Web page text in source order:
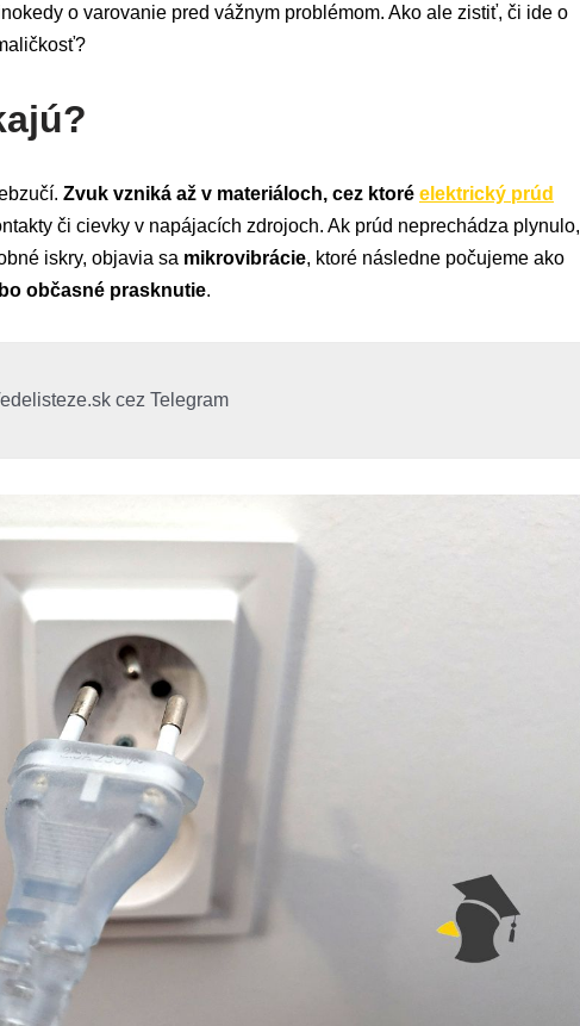
o varovanie pred vážnym problémom. Ako ale zistiť, či ide o
Zvuk vzniká až v materiáloch, cez ktoré elektrický prúd
či cievky v napájacích zdrojoch. Ak prúd neprechádza plynulo,
iskry, objavia sa mikrovibrácie, ktoré následne počujeme ako
občasné prasknutie.
cez Telegram